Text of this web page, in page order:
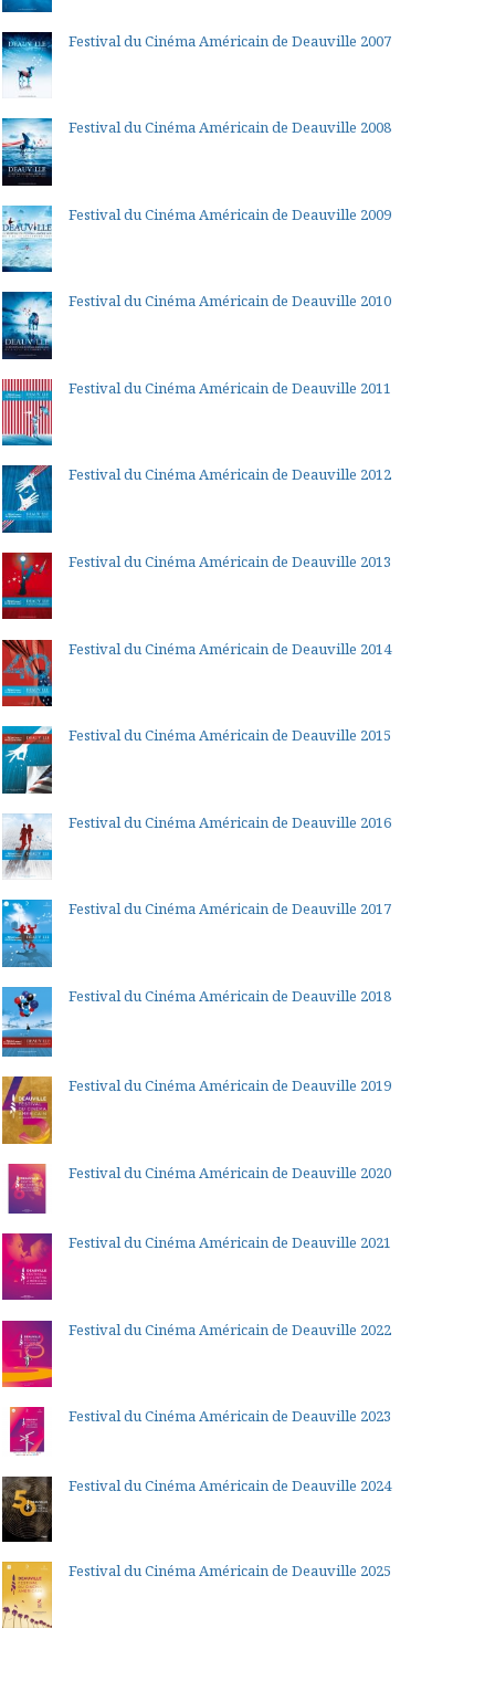
Festival du Cinéma Américain de Deauville 2007
Festival du Cinéma Américain de Deauville 2008
Festival du Cinéma Américain de Deauville 2009
Festival du Cinéma Américain de Deauville 2010
Festival du Cinéma Américain de Deauville 2011
Festival du Cinéma Américain de Deauville 2012
Festival du Cinéma Américain de Deauville 2013
Festival du Cinéma Américain de Deauville 2014
Festival du Cinéma Américain de Deauville 2015
Festival du Cinéma Américain de Deauville 2016
Festival du Cinéma Américain de Deauville 2017
Festival du Cinéma Américain de Deauville 2018
Festival du Cinéma Américain de Deauville 2019
Festival du Cinéma Américain de Deauville 2020
Festival du Cinéma Américain de Deauville 2021
Festival du Cinéma Américain de Deauville 2022
Festival du Cinéma Américain de Deauville 2023
Festival du Cinéma Américain de Deauville 2024
Festival du Cinéma Américain de Deauville 2025